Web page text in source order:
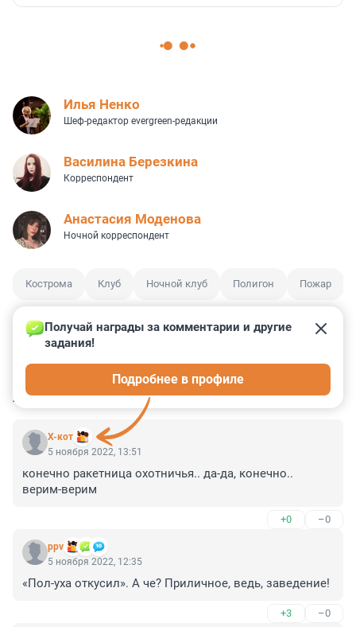
Илья Ненко
Шеф-редактор evergreen-редакции
Василина Березкина
Корреспондент
Анастасия Моденова
Ночной корреспондент
Кострома Клуб Ночной клуб Полигон Пожар
КОММЕНТАРИИ 20
X-кот
Получай награды за комментарии и другие
задания!
Подробнее в профиле
5 ноября 2022, 13:51
конечно ракетница охотничья.. да-да, конечно..
верим-верим
+0 –0
ppv
5 ноября 2022, 12:35
«Пол-уха откусил». А че? Приличное, ведь, заведение!
+3 –0